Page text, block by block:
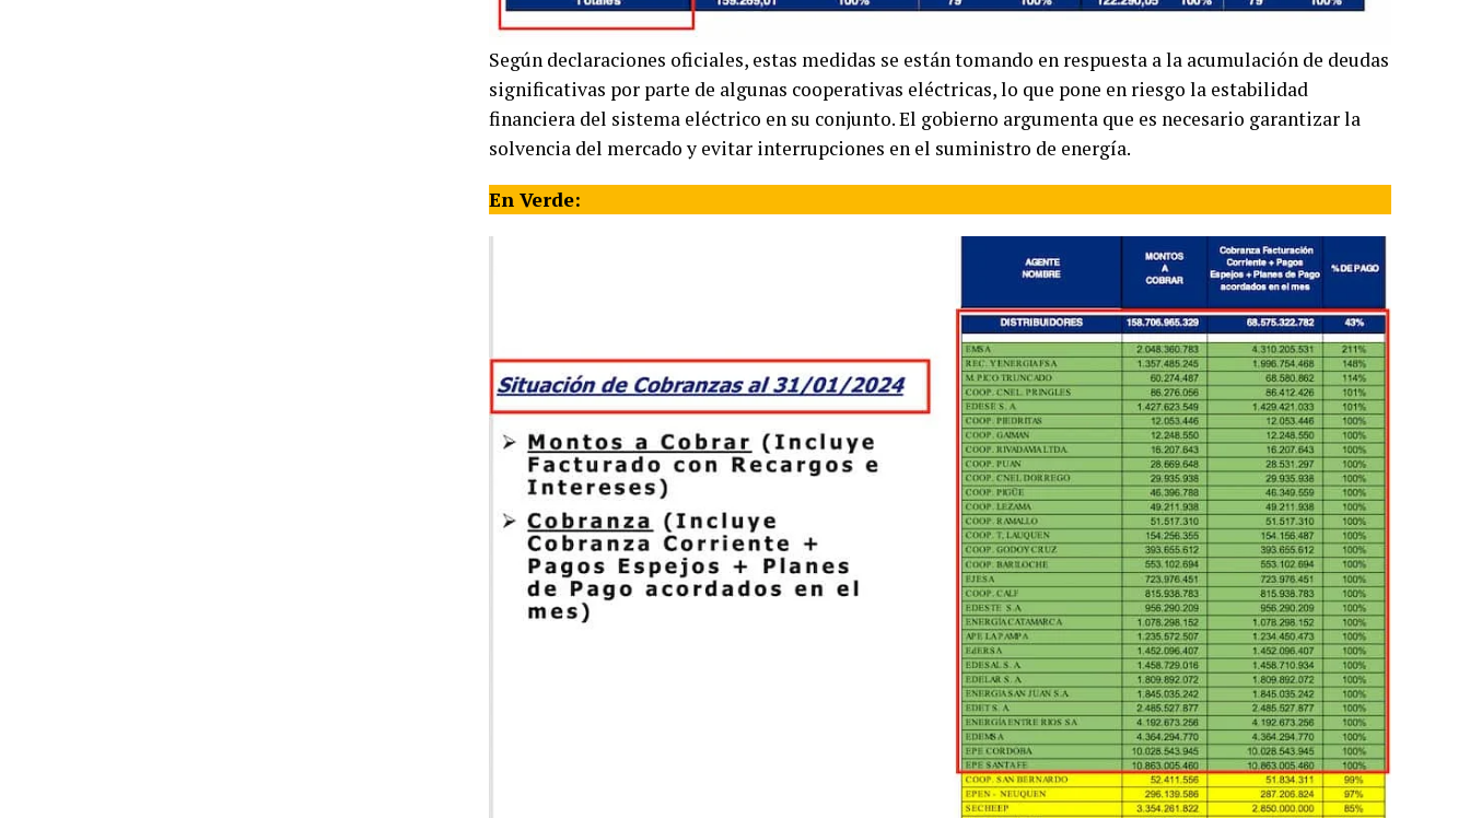
Según declaraciones oficiales, estas medidas se están tomando en respuesta a la acumulación de deudas
significativas por parte de algunas cooperativas eléctricas, lo que pone en riesgo la estabilidad
financiera del sistema eléctrico en su conjunto. El gobierno argumenta que es necesario garantizar la
solvencia del mercado y evitar interrupciones en el suministro de energía.
En Verde: